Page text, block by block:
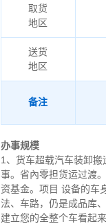
取货
地区
送货
地区
备注
办事规模
1、货车超载汽车装卸
事。省內零担货运过渡
资基金。项目 设备的车
法、车路，仍是成品库
建立您的全整个车看起